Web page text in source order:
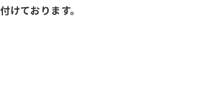
ております。